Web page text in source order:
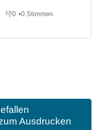
mir
👎0
Gefällt mir nicht
•0 Stimmen
Ausdrucken